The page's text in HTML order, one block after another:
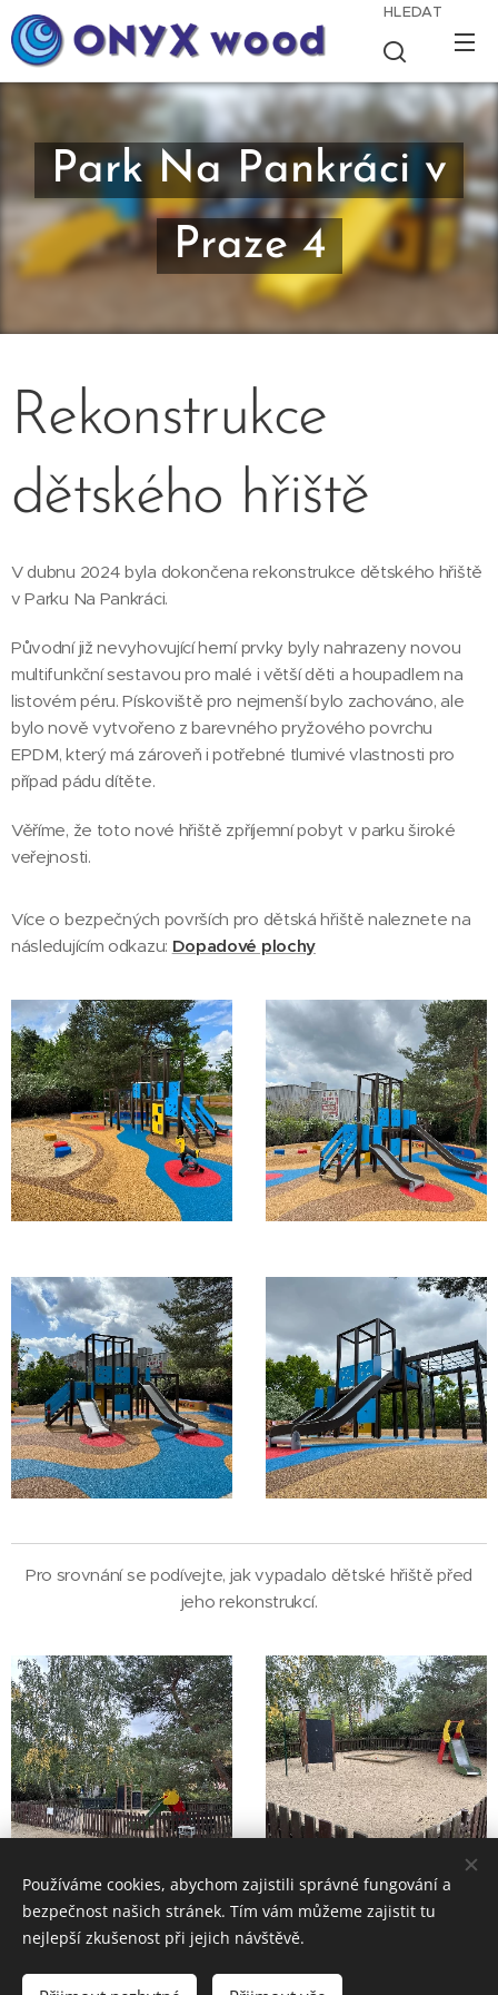
HLEDAT
Park Na Pankráci v
Praze 4
Rekonstrukce
dětského hřiště
V dubnu 2024 byla dokončena rekonstrukce dětského hřiště
v Parku Na Pankráci.
Původní již nevyhovující herní prvky byly nahrazeny novou
multifunkční sestavou pro malé i větší děti a houpadlem na
listovém péru. Pískoviště pro nejmenší bylo zachováno, ale
bylo nově vytvořeno z barevného pryžového povrchu
EPDM, který má zároveň i potřebné tlumivé vlastnosti pro
případ pádu dítěte.
Věříme, že toto nové hřiště zpříjemní pobyt v parku široké
veřejnosti.
Více o bezpečných površích pro dětská hřiště naleznete na
následujícím odkazu: Dopadové plochy
Pro srovnání se podívejte, jak vypadalo dětské hřiště před
jeho rekonstrukcí.
© 2025 ONYX wood, U Stadionu 270, 383 01 Prachatice
Používáme cookies, abychom zajistili správné fungování a
bezpečnost našich stránek. Tím vám můžeme zajistit tu
nejlepší zkušenost při jejich návštěvě.